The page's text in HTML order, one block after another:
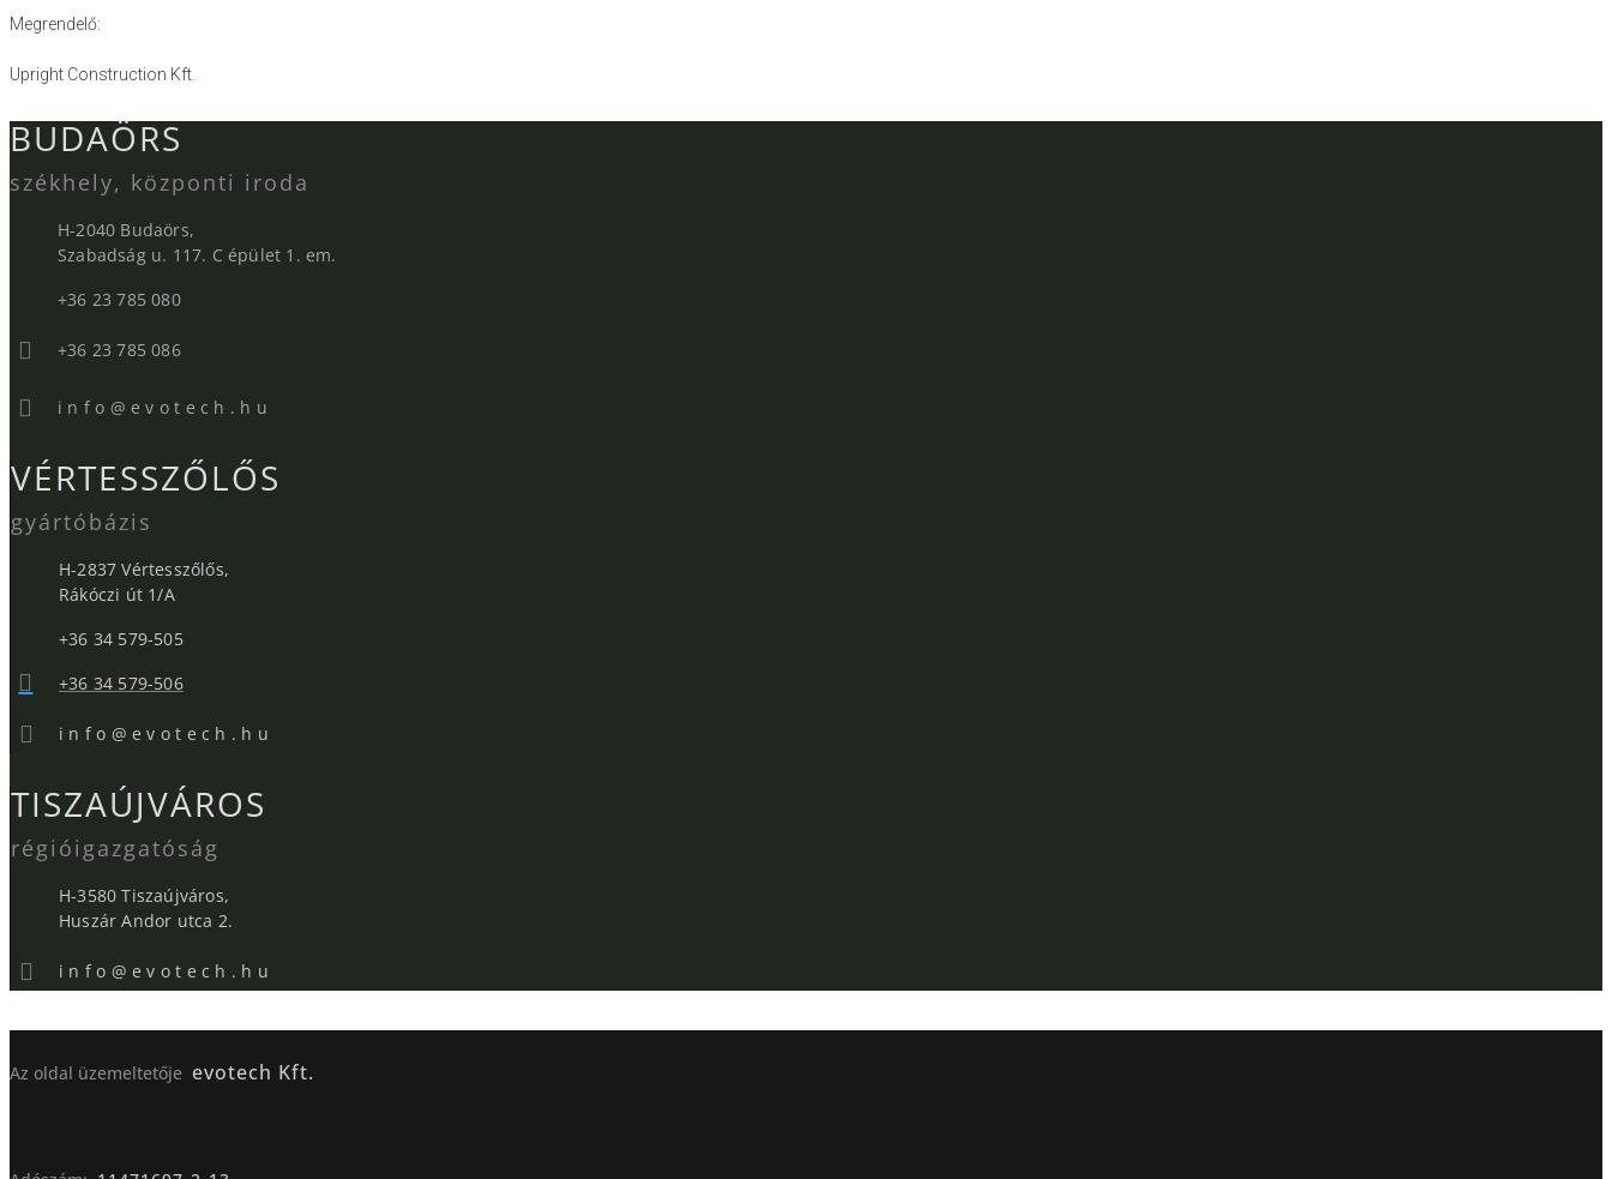
Megrendelő:
Upright Construction Kft.
BUDAÖRS
székhely, központi iroda
H-2040 Budaörs,
Szabadság u. 117. C épület 1. em.
+36 23 785 080
+36 23 785 086
i n f o @ e v o t e c h . h u
VÉRTESSZŐLŐS
gyártóbázis
H-2837 Vértesszőlős,
Rákóczi út 1/A
+36 34 579-505
+36 34 579-506
i n f o @ e v o t e c h . h u
TISZAÚJVÁROS
régióigazgatóság
H-3580 Tiszaújváros,
Huszár Andor utca 2.
i n f o @ e v o t e c h . h u
Az oldal üzemeltetője evotech Kft.